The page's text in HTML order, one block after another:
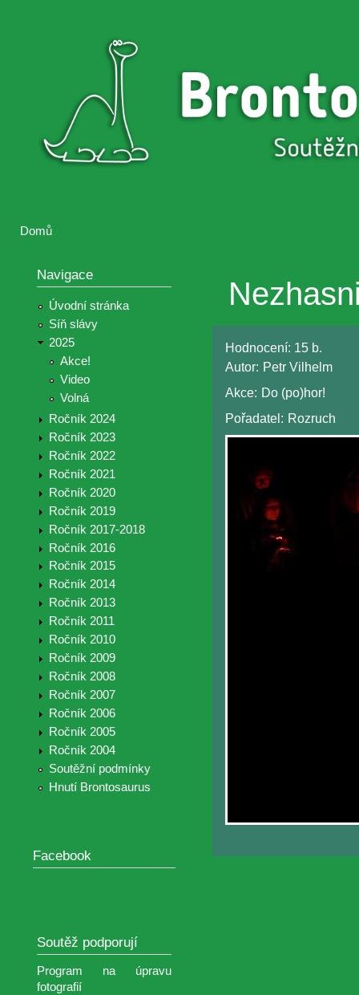
Brontosaurus
Brontosaurus
Domů
Navigace
Úvodní stránka
Síň slávy
2025
Akce!
Video
Volná
Ročník 2024
Ročník 2023
Ročník 2022
Ročník 2021
Ročník 2020
Ročník 2019
Ročník 2017-2018
Ročník 2016
Ročník 2015
Ročník 2014
Ročník 2013
Ročník 2011
Ročník 2010
Ročník 2009
Ročník 2008
Ročník 2007
Ročník 2006
Ročník 2005
Ročník 2004
Soutěžní podmínky
Hnutí Brontosaurus
Facebook
Soutěž podporují
Program na úpravu
fotografií
Hodnocení: 15 b.
Autor: Petr Vilhelm
Akce: Do (po)hor!
Pořadatel: Rozruch